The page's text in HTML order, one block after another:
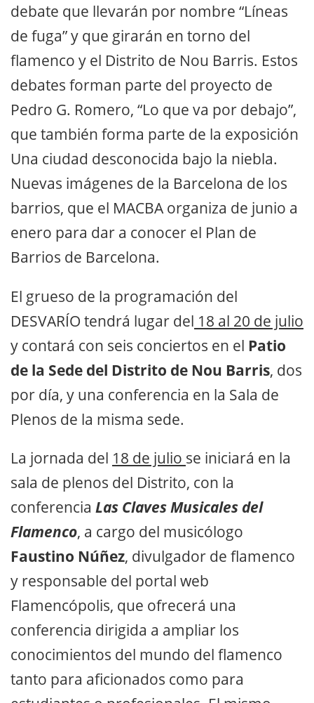
debate que llevarán por nombre “Líneas
de fuga” y que girarán en torno del
flamenco y el Distrito de Nou Barris. Estos
debates forman parte del proyecto de
Pedro G. Romero, “Lo que va por debajo”,
que también forma parte de la exposición
Una ciudad desconocida bajo la niebla.
Nuevas imágenes de la Barcelona de los
barrios, que el MACBA organiza de junio a
enero para dar a conocer el Plan de
Barrios de Barcelona.
El grueso de la programación del
DESVARÍO tendrá lugar del 18 al 20 de julio
y contará con seis conciertos en el Patio
de la Sede del Distrito de Nou Barris, dos
por día, y una conferencia en la Sala de
Plenos de la misma sede.
La jornada del 18 de julio se iniciará en la
sala de plenos del Distrito, con la
conferencia Las Claves Musicales del
Flamenco, a cargo del musicólogo
Faustino Núñez, divulgador de flamenco
y responsable del portal web
Flamencópolis, que ofrecerá una
conferencia dirigida a ampliar los
conocimientos del mundo del flamenco
tanto para aficionados como para